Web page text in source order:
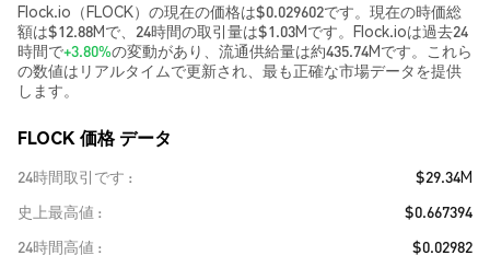
Flock.io（FLOCK）の現在の価格は$0.029602です。現在の時価総
額は$12.88Mで、24時間の取引量は$1.03Mです。Flock.ioは過去24
時間で+3.80%の変動があり、流通供給量は約435.74Mです。これら
の数値はリアルタイムで更新され、最も正確な市場データを提供
します。
FLOCK 価格 データ
24時間取引です
$29.34M
史上最高値
$0.667394
24時間高値
$0.02982